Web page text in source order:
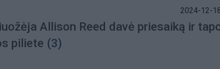
2024-12-
Allison Reed davė priesaiką ir
piliete (3)